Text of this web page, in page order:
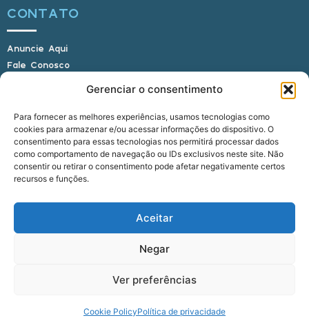
Gerenciar o consentimento
Para fornecer as melhores experiências, usamos tecnologias como
cookies para armazenar e/ou acessar informações do dispositivo. O
consentimento para essas tecnologias nos permitirá processar dados
como comportamento de navegação ou IDs exclusivos neste site. Não
consentir ou retirar o consentimento pode afetar negativamente certos
recursos e funções.
Aceitar
Negar
Ver preferências
Cookie PolicyPolítica de privacidade
CONTATO
Anuncie Aqui
Fale Conosco
E-mail: alagoasbrasilnoticias@gmail.com
Telefone: (82) 9 9691-0391 (Whatsapp)
Responsável Técnico: Crysthyan Carlos
Rua do Sau - Centro - Anadia - AL - CEP:
© 2022 - 2026 Alagoas Brasil Notícias. Todos os
direitos reservados.
fiveagência